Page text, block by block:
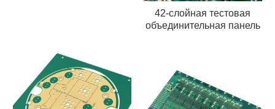
42-слойная тестовая
объединительная панель